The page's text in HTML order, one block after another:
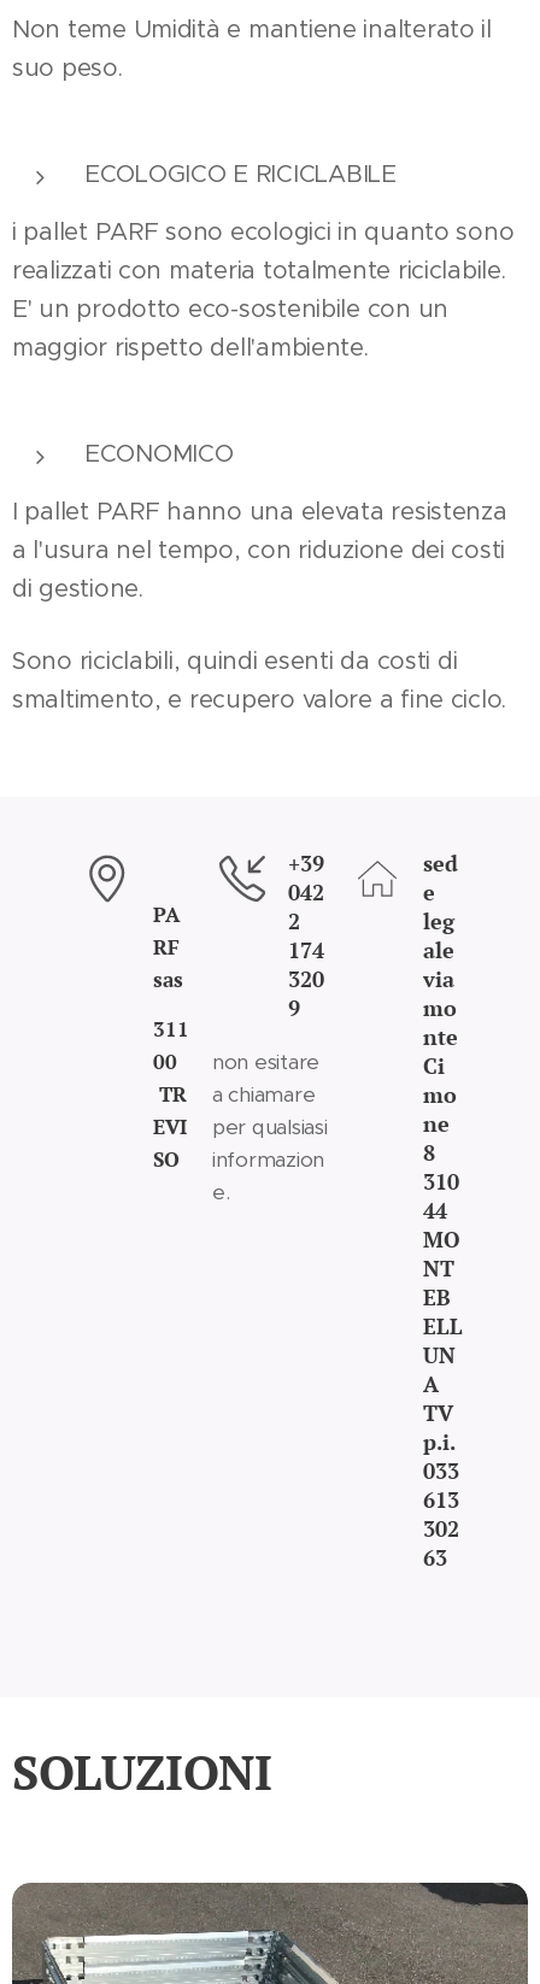
Non teme Umidità e mantiene inalterato il
suo peso.
ECOLOGICO E RICICLABILE
i pallet PARF sono ecologici in quanto sono
realizzati con materia totalmente riciclabile.
E' un prodotto eco-sostenibile con un
maggior rispetto dell'ambiente.
ECONOMICO
I pallet PARF hanno una elevata resistenza
a l'usura nel tempo, con riduzione dei costi
di gestione.
Sono riciclabili, quindi esenti da costi di
smaltimento, e recupero valore a fine ciclo.
PA
RF
sas
311
00
TR
EVI
SO
+39
042
2
174
320
9
non esitare
a chiamare
per qualsiasi
informazion
e.
sed
e
leg
ale
via
mo
nte
Ci
mo
ne
8
310
44
MO
NT
EB
ELL
UN
A
TV
p.i.
033
613
302
63
SOLUZIONI